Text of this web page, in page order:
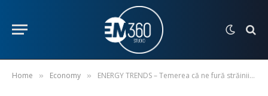
Home » Economy » ENERGY TRENDS – Temerea că ne fură străinii gazul din Marea Neagră și cartea greșită a populismului